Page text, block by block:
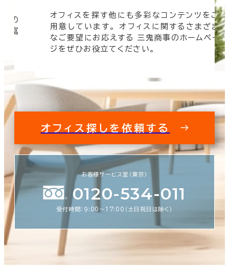
の
豊富
オフィスを探す他にも多彩なコンテンツをご
用意しています。 オフィスに関するさまざま
なご要望にお応えする 三鬼商事のホームペー
ジをぜひお役立てください。
オフィス探しを依頼する
お客様サービス室（東京）
0120-534-011
受付時間：9:00〜17:00（土日祝日は除く）